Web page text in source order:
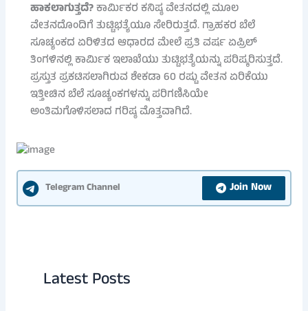
ಹಾಕಲಾಗುತ್ತದೆ?ಕಾರ್ಮಿಕರ ಕನಿಷ್ಠ ವೇತನದಲ್ಲಿ ಮೂಲ
ವೇತನದೊಂದಿಗೆ ತುಟ್ಟಿಭತ್ಯೆಯೂ ಸೇರಿರುತ್ತದೆ. ಗ್ರಾಹಕರ ಬೆಲೆ
ಸೂಚ್ಯಂಕದ ಏರಿಳಿತದ ಆಧಾರದ ಮೇಲೆ ಪ್ರತಿ ವರ್ಷ ಏಪ್ರಿಲ್
ತಿಂಗಳಿನಲ್ಲಿ ಕಾರ್ಮಿಕ ಇಲಾಖೆಯು ತುಟ್ಟಿಭತ್ಯೆಯನ್ನು ಪರಿಷ್ಕರಿಸುತ್ತದೆ.
ಪ್ರಸ್ತುತ ಪ್ರಕಟಿಸಲಾಗಿರುವ ಶೇಕಡಾ 60 ರಷ್ಟು ವೇತನ ಏರಿಕೆಯು
ಇತ್ತೀಚಿನ ಬೆಲೆ ಸೂಚ್ಯಂಕಗಳನ್ನು ಪರಿಗಣಿಸಿಯೇ
ಅಂತಿಮಗೊಳಿಸಲಾದ ಗರಿಷ್ಠ ಮೊತ್ತವಾಗಿದೆ.
Telegram Channel Join Now
Latest Posts